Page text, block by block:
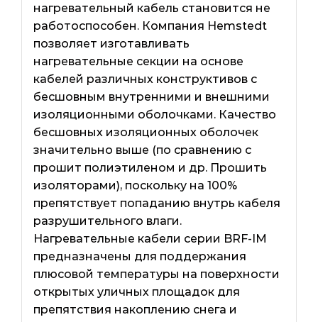
нагревательный кабель становится не
работоспособен. Компания Hemstedt
позволяет изготавливать
нагревательные секции на основе
кабелей различных конструктивов с
бесшовным внутренними и внешними
изоляционными оболочками. Качество
бесшовных изоляционных оболочек
значительно выше (по сравнению с
прошит полиэтиленом и др. Прошить
изоляторами), поскольку на 100%
препятствует попаданию внутрь кабеля
разрушительного влаги.
Нагревательные кабели серии BRF-IM
предназначены для поддержания
плюсовой температуры на поверхности
открытых уличных площадок для
препятствия накоплению снега и